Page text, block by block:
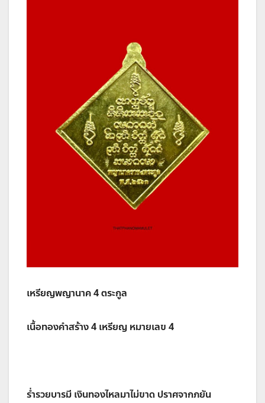
เหรียญพญานาค 4 ตระกูล
เนื้อทองคำสร้าง 4 เหรียญ หมายเลข 4
ร่ำรวยบารมี เงินทองไหลมาไม่ขาด ปราศจากภยัน